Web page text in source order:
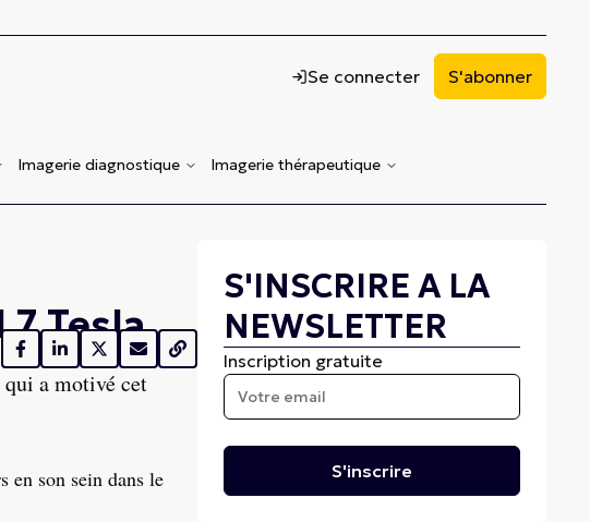
Se connecter S'abonner
Imagerie diagnostique Imagerie thérapeutique
Tesla
a motivé cet
en son sein dans le
S'INSCRIRE A LA
NEWSLETTER
Inscription gratuite
S'inscrire